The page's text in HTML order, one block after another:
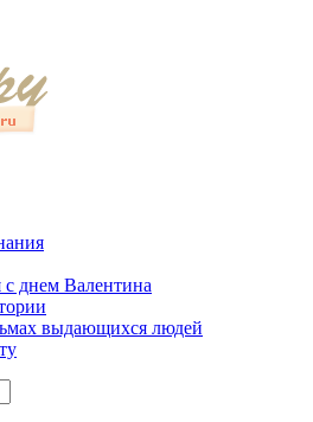
с днем Валентина
выдающихся людей